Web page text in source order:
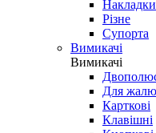
Накладки
Різне
Супорта
Вимикачі
Вимикачі
Для
Карткові
Клавішні